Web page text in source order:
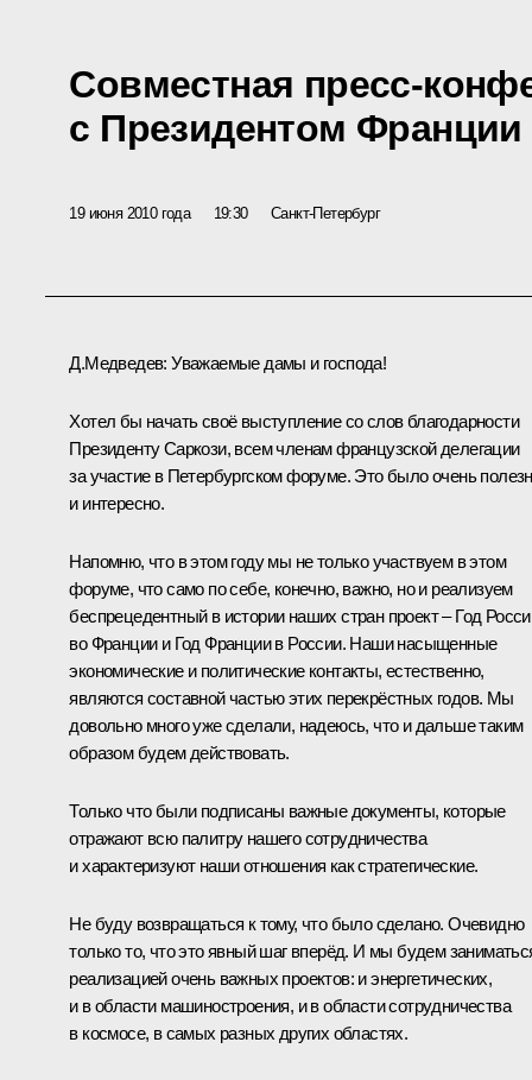
Совместная пресс-
с Президентом
19 июня 2010 года 19:30 Санкт-Петербург
Д.Медведев:Уважаемые дамы и господа!
Хотел бы начать своё выступление со слов благодарности
Президенту Саркози, всем членам французской делегации
за участие в Петербургском форуме. Это было очень
и интересно.
Напомню, что в этом году мы не только участвуем в этом
форуме, что само по себе, конечно, важно, но и реализуем
беспрецедентный в истории наших стран проект – Год
во Франции и Год Франции в России. Наши насыщенные
экономические и политические контакты, естественно,
являются составной частью этих перекрёстных годов. Мы
довольно много уже сделали, надеюсь, что и дальше таким
образом будем действовать.
Только что были подписаны важные документы, которые
отражают всю палитру нашего сотрудничества
и характеризуют наши отношения как стратегические.
Не буду возвращаться к тому, что было сделано. Очевидно
только то, что это явный шаг вперёд. И мы будем
реализацией очень важных проектов: и энергетических,
и в области машиностроения, и в области сотрудничества
в космосе, в самых разных других областях.